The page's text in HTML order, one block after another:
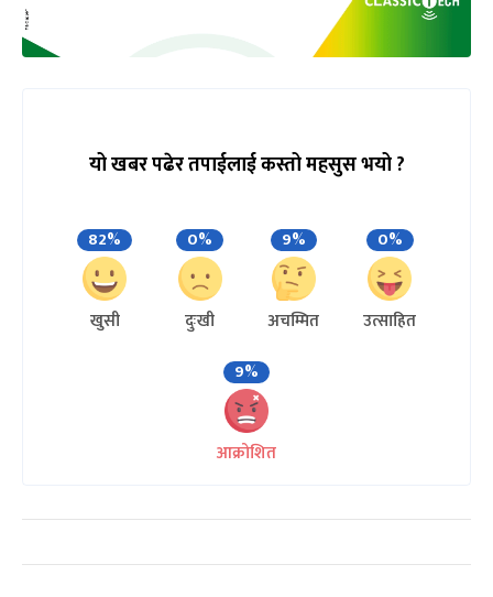
यो खबर पढेर तपाईलाई कस्तो महसुस भयो ?
82%
खुसी
0%
दुःखी
9%
अचम्मित
0%
उत्साहित
9%
आक्रोशित